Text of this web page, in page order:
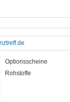
Optionsscheine
Rohstoffe